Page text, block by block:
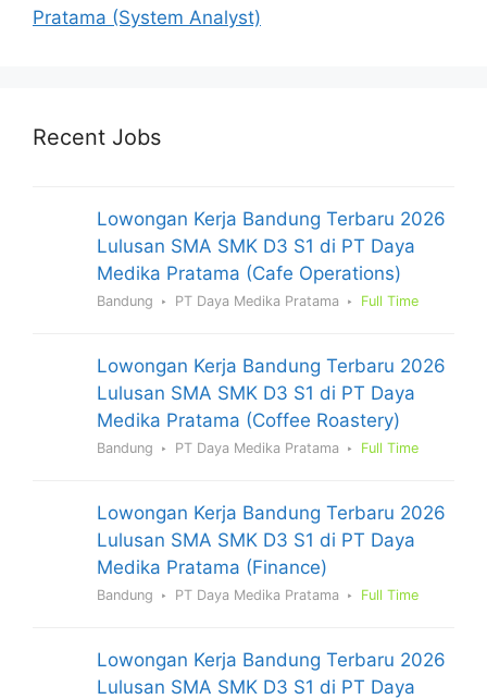
Pratama (System Analyst)
Recent Jobs
Lowongan Kerja Bandung Terbaru 2026
Lulusan SMA SMK D3 S1 di PT Daya
Medika Pratama (Cafe Operations)
Bandung PT Daya Medika Pratama Full Time
Lowongan Kerja Bandung Terbaru 2026
Lulusan SMA SMK D3 S1 di PT Daya
Medika Pratama (Coffee Roastery)
Bandung PT Daya Medika Pratama Full Time
Lowongan Kerja Bandung Terbaru 2026
Lulusan SMA SMK D3 S1 di PT Daya
Medika Pratama (Finance)
Bandung PT Daya Medika Pratama Full Time
Lowongan Kerja Bandung Terbaru 2026
Lulusan SMA SMK D3 S1 di PT Daya